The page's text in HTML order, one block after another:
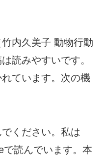
竹内久美子 動物行動
読みやすいです。
ています。次の機
ください。私は
で読んでいます。本